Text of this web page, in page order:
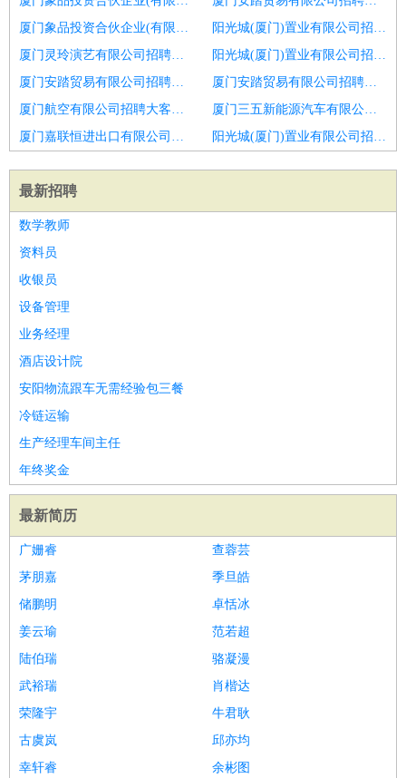
厦门象品投资合伙企业(有限合伙)招聘大客户经理
阳光城(厦门)置业有限公司招聘客户经理
厦门灵玲演艺有限公司招聘客户经理
阳光城(厦门)置业有限公司招聘资深客户经理
厦门安踏贸易有限公司招聘销售客户经理
厦门安踏贸易有限公司招聘客户经理
厦门航空有限公司招聘大客户经理
厦门三五新能源汽车有限公司招聘融资租赁小微租赁业务部
厦门嘉联恒进出口有限公司招聘销售
阳光城(厦门)置业有限公司招聘客户经理
最新招聘
数学教师
资料员
收银员
设备管理
业务经理
酒店设计院
安阳物流跟车无需经验包三餐
冷链运输
生产经理车间主任
年终奖金
最新简历
广姗睿
查蓉芸
茅朋嘉
季旦皓
储鹏明
卓恬冰
姜云瑜
范若超
陆伯瑞
骆凝漫
武裕瑞
肖楷达
荣隆宇
牛君耿
古虞岚
邱亦均
幸轩睿
余彬图